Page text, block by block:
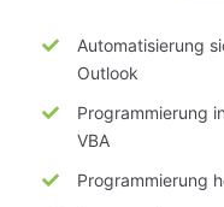
Automatisierung
Outlook
Programmierung
VBA
Programmierung